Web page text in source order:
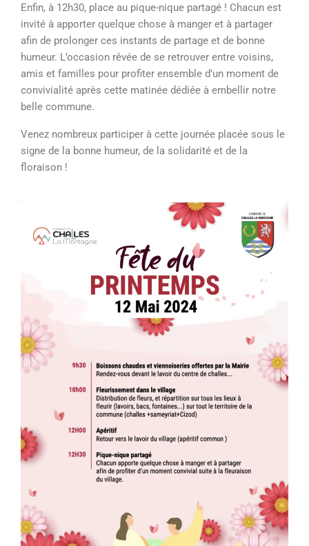
Enfin, à 12h30, place au pique-nique partagé ! Chacun est
invité à apporter quelque chose à manger et à partager
afin de prolonger ces instants de partage et de bonne
humeur. L’occasion rêvée de se retrouver entre voisins,
amis et familles pour profiter ensemble d’un moment de
convivialité après cette matinée dédiée à embellir notre
belle commune.
Venez nombreux participer à cette journée placée sous le
signe de la bonne humeur, de la solidarité et de la
floraison !